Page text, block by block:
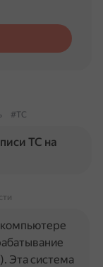
#TC
TC на
Эта система